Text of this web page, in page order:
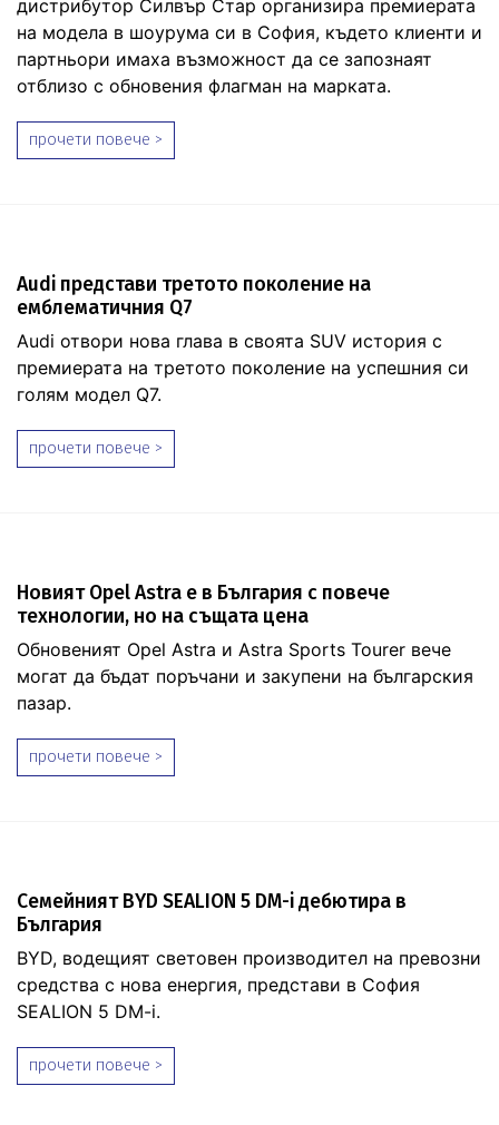
дистрибутор Силвър Стар организира премиерата
на модела в шоурума си в София, където клиенти и
партньори имаха възможност да се запознаят
отблизо с обновения флагман на марката.
прочети повече >
Audi представи третото поколение на
емблематичния Q7
Audi отвори нова глава в своята SUV история с
премиерата на третото поколение на успешния си
голям модел Q7.
прочети повече >
Новият Opel Astra е в България с повече
технологии, но на същата цена
Обновеният Opel Astra и Astra Sports Tourer вече
могат да бъдат поръчани и закупени на българския
пазар.
прочети повече >
Семейният BYD SEALION 5 DM-i дебютира в
България
BYD, водещият световен производител на превозни
средства с нова енергия, представи в София
SEALION 5 DM-i.
прочети повече >